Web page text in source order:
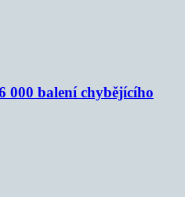
000 balení chybějícího